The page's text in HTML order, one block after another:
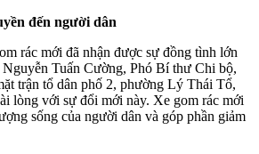
đến người dân
rác mới đã nhận được sự đồng tình lớn
Tuấn Cường, Phó Bí thư Chi bộ,
trận tổ dân phố 2, phường Lý Thái Tổ,
lòng với sự đổi mới này. Xe gom rác mới
sống của người dân và góp phần giảm